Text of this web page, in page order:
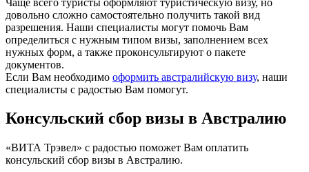
довольно сложно самостоятельно получить такой вид
разрешения. Наши специалисты могут помочь Вам
определиться с нужным типом визы, заполнением всех
нужных форм, а также проконсультируют о пакете
документов.
Если Вам необходимо оформить австралийскую визу, наши
специалисты с радостью Вам помогут.
Консульский сбор визы в Австралию
«ВИТА Трэвел» с радостью поможет Вам оплатить
консульский сбор визы в Австралию.